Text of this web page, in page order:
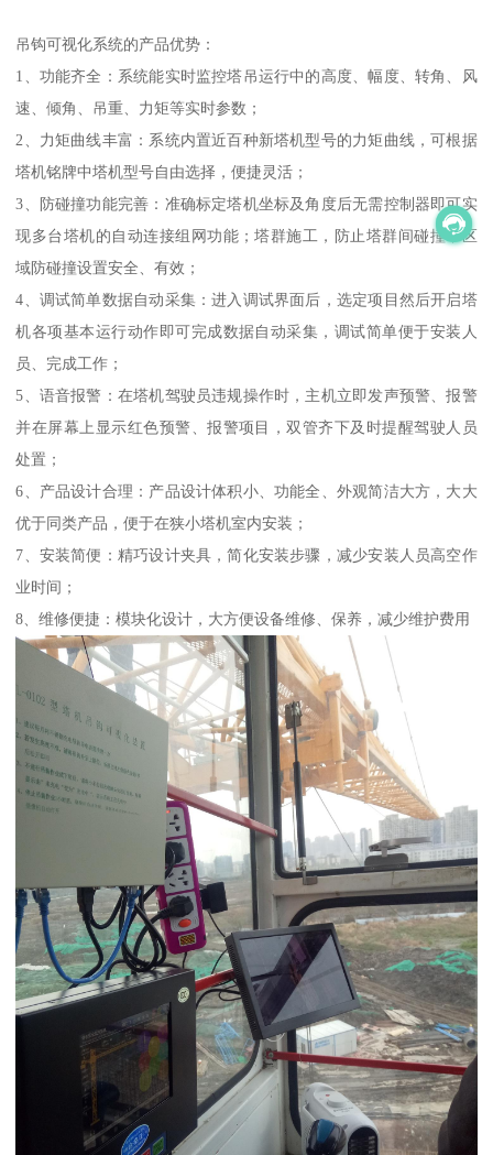
吊钩可视化系统的产品优势：
1、功能齐全：系统能实时监控塔吊运行中的高度、幅度、转角、风
速、倾角、吊重、力矩等实时参数；
2、力矩曲线丰富：系统内置近百种新塔机型号的力矩曲线，可根据
塔机铭牌中塔机型号自由选择，便捷灵活；
3、防碰撞功能完善：准确标定塔机坐标及角度后无需控制器即可实
现多台塔机的自动连接组网功能；塔群施工，防止塔群间碰撞；区
域防碰撞设置安全、有效；
4、调试简单数据自动采集：进入调试界面后，选定项目然后开启塔
机各项基本运行动作即可完成数据自动采集，调试简单便于安装人
员、完成工作；
5、语音报警：在塔机驾驶员违规操作时，主机立即发声预警、报警
并在屏幕上显示红色预警、报警项目，双管齐下及时提醒驾驶人员
处置；
6、产品设计合理：产品设计体积小、功能全、外观简洁大方，大大
优于同类产品，便于在狭小塔机室内安装；
7、安装简便：精巧设计夹具，简化安装步骤，减少安装人员高空作
业时间；
8、维修便捷：模块化设计，大方便设备维修、保养，减少维护费用